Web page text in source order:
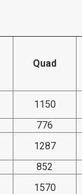
Quad
1150
776
1287
852
1570